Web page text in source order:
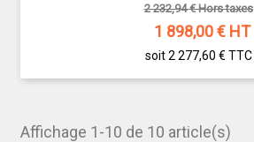
2 232,94 € Hors taxes
1 898,00€ HT
soit 2 277,60 € TTC
Affichage 1-10 de 10 article(s)